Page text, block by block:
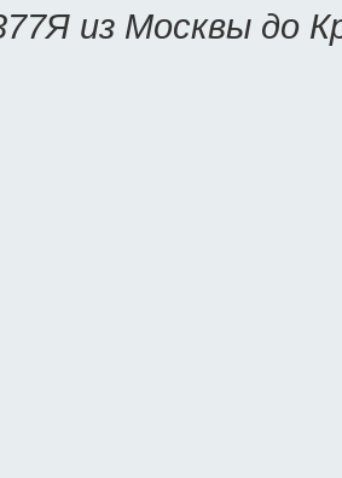
из Москвы до